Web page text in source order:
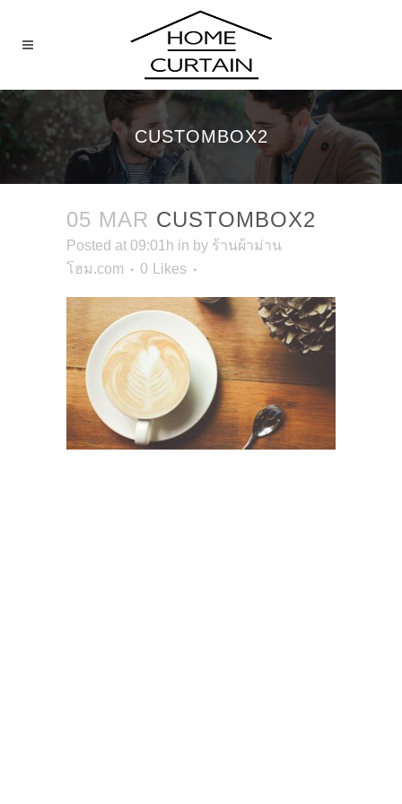
CUSTOMBOX2
05 MAR CUSTOMBOX2
Posted at 09:01h in by ร้านผ้าม่าน
โฮม.com
0 Likes